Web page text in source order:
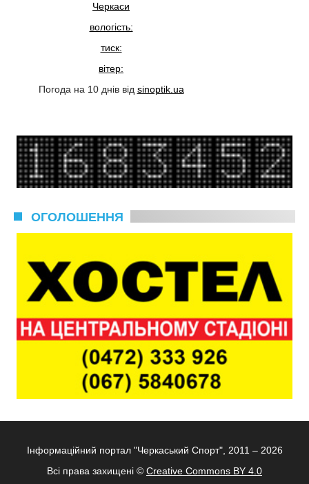
Черкаси
вологість:
тиск:
вітер:
Погода на 10 днів від sinoptik.ua
ОГОЛОШЕННЯ
Інформаційний портал "Черкаський Спорт", 2011 – 2026
Всі права захищені © Creative Commons BY 4.0